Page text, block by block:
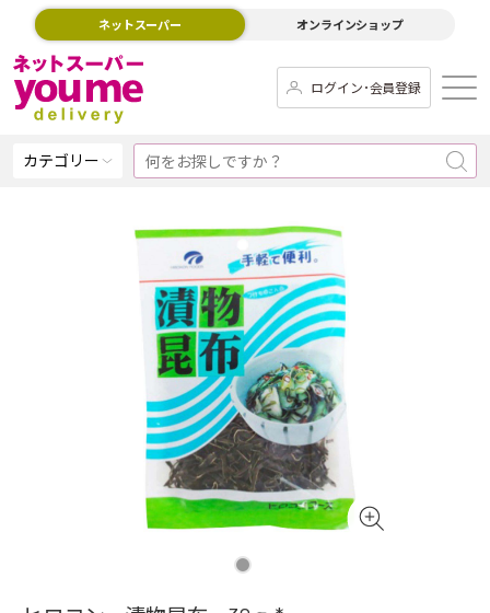
ネットスーパー オンラインショップ
ログイン･会員登録
カテゴリー